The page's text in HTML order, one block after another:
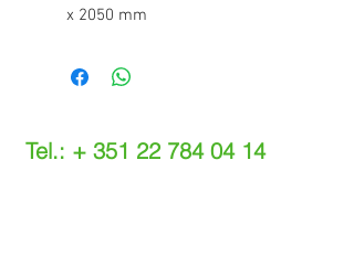
x 2050 mm
Tel.: + 351 22 784 04 14